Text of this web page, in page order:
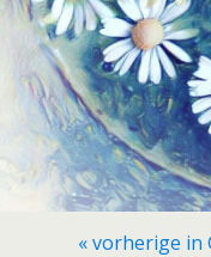
« vorherige in